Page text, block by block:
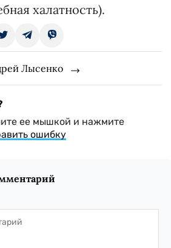
халатность).
Лысенко
ее мышкой и нажмите
ошибку